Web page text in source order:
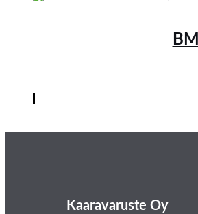
Kaaravaruste Oy